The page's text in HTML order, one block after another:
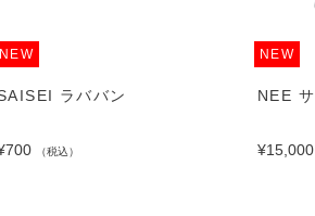
NEW
ラババン
（税込）
NEW
NEE
¥15,000